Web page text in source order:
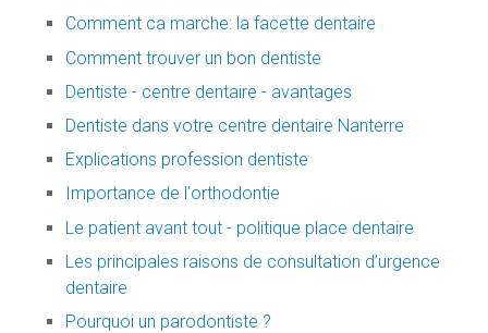
Comment ca marche: la facette dentaire
Comment trouver un bon dentiste
Dentiste - centre dentaire - avantages
Dentiste dans votre centre dentaire Nanterre
Explications profession dentiste
Importance de l'orthodontie
Le patient avant tout - politique place dentaire
Les principales raisons de consultation d’urgence
dentaire
Pourquoi un parodontiste ?